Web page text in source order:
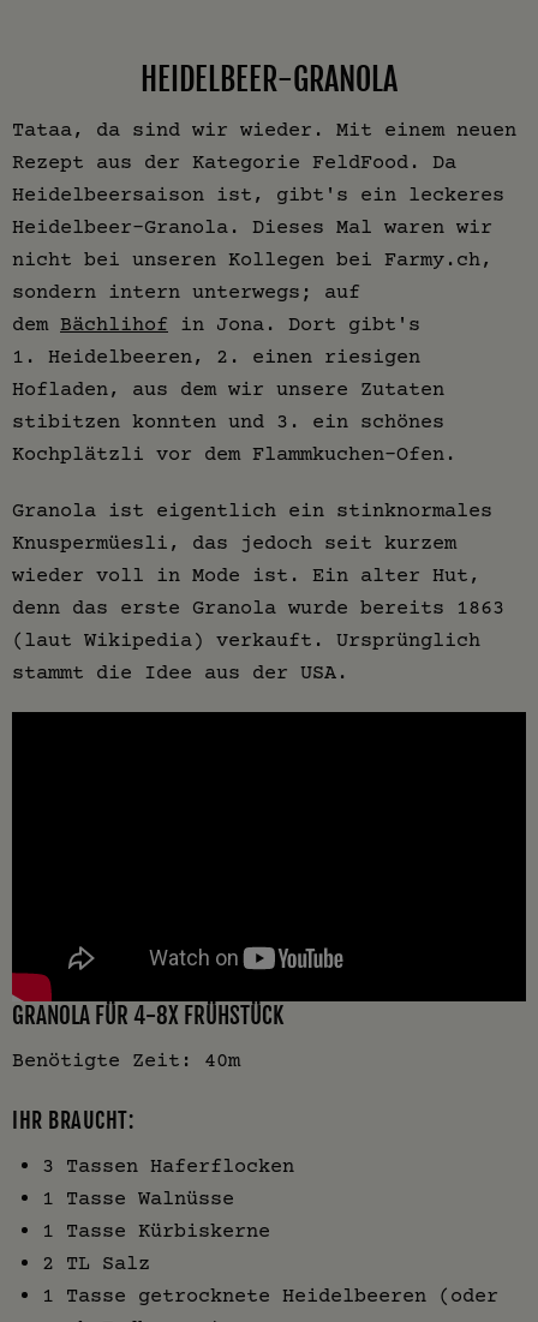
HEIDELBEER-GRANOLA
Tataa, da sind wir wieder. Mit einem neuen
Rezept aus der Kategorie FeldFood. Da
Heidelbeersaison ist, gibt's ein leckeres
Heidelbeer-Granola. Dieses Mal waren wir
nicht bei unseren Kollegen bei Farmy.ch,
sondern intern unterwegs; auf
dem Bächlihof in Jona. Dort gibt's
1. Heidelbeeren, 2. einen riesigen
Hofladen, aus dem wir unsere Zutaten
stibitzen konnten und 3. ein schönes
Kochplätzli vor dem Flammkuchen-Ofen.
Granola ist eigentlich ein stinknormales
Knuspermüesli, das jedoch seit kurzem
wieder voll in Mode ist. Ein alter Hut,
denn das erste Granola wurde bereits 1863
(laut Wikipedia) verkauft. Ursprünglich
stammt die Idee aus der USA.
GRANOLA FÜR 4-8X FRÜHSTÜCK
Benötigte Zeit: 40m
IHR BRAUCHT:
3 Tassen Haferflocken
1 Tasse Walnüsse
1 Tasse Kürbiskerne
2 TL Salz
1 Tasse getrocknete Heidelbeeren (oder